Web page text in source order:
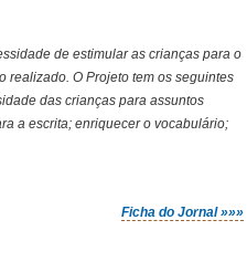
de estimular as crianças para o
realizado. O Projeto tem os seguintes
das crianças para assuntos
a escrita; enriquecer o vocabulário;
Ficha do Jornal »»»